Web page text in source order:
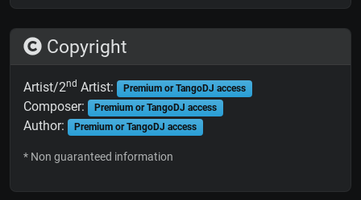
Copyright
Artist/2nd Artist: Premium or TangoDJ access
Composer: Premium or TangoDJ access
Author: Premium or TangoDJ access
* Non guaranteed information